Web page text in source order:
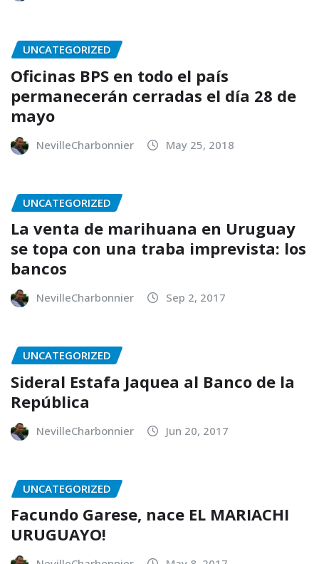
UNCATEGORIZED
Oficinas BPS en todo el país
permanecerán cerradas el día 28 de
mayo
NevilleCharbonnier May 25, 2018
UNCATEGORIZED
La venta de marihuana en Uruguay
se topa con una traba imprevista: los
bancos
NevilleCharbonnier Sep 2, 2017
UNCATEGORIZED
Sideral Estafa Jaquea al Banco de la
República
NevilleCharbonnier Jun 20, 2017
UNCATEGORIZED
Facundo Garese, nace EL MARIACHI
URUGUAYO!